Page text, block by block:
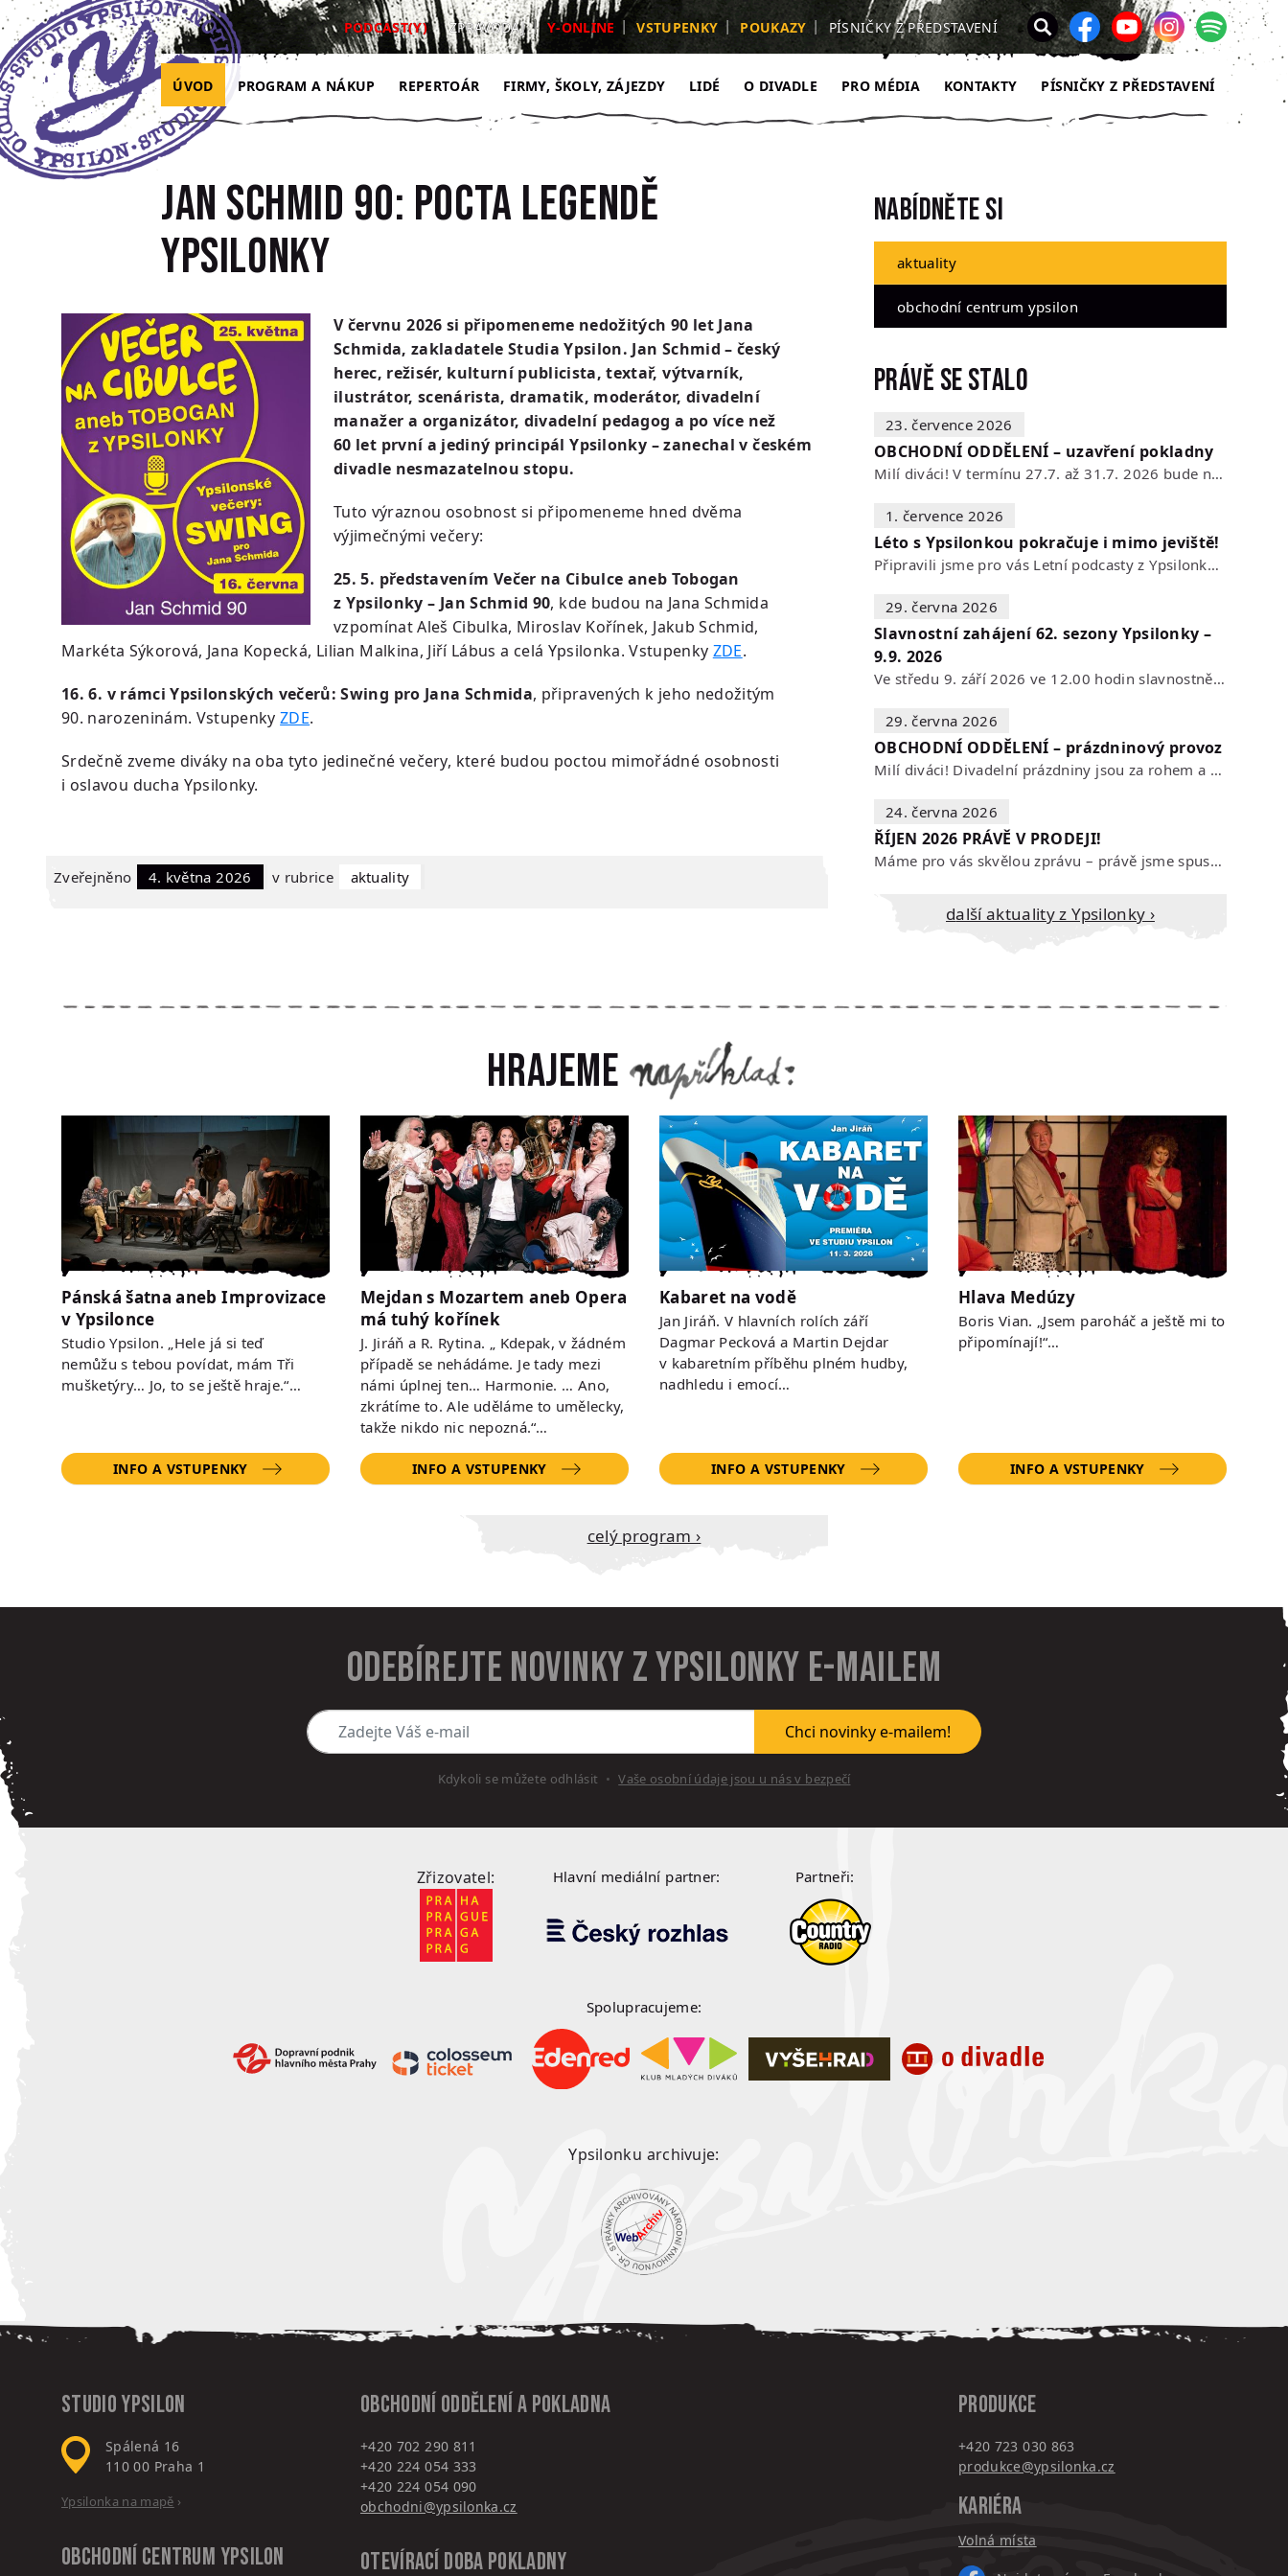
Přejít na hlavní obsah
Přejít na navigaci
Přejít na hledání
ÚVOD PROGRAM A NÁKUP REPERTOÁR FIRMY, ŠKOLY, ZÁJEZDY LIDÉ O DIVADLE PRO MÉDIA KONTAKTY PÍSNIČKY Z PŘEDSTAVENÍ
PODCAST(Y) ZPRAVODAJ Y-ONLINE VSTUPENKY POUKAZY PÍSNIČKY Z PŘEDSTAVENÍ
Jan Schmid 90: Pocta legendě
Ypsilonky
V červnu 2026 si připomeneme nedožitých 90 let Jana
Schmida, zakladatele Studia Ypsilon. Jan Schmid – český
herec, režisér, kulturní publicista, textař, výtvarník,
ilustrátor, scenárista, dramatik, moderátor, divadelní
manažer a organizátor, divadelní pedagog a po více než
60 let první a jediný principál Ypsilonky – zanechal v českém
divadle nesmazatelnou stopu.
Tuto výraznou osobnost si připomeneme hned dvěma
výjimečnými večery:
25. 5. představením Večer na Cibulce aneb Tobogan
z Ypsilonky – Jan Schmid 90, kde budou na Jana Schmida
vzpomínat Aleš Cibulka, Miroslav Kořínek, Jakub Schmid,
Markéta Sýkorová, Jana Kopecká, Lilian Malkina, Jiří Lábus a celá Ypsilonka. Vstupenky ZDE.
16. 6. v rámci Ypsilonských večerů: Swing pro Jana Schmida, připravených k jeho nedožitým
90. narozeninám. VstupenkyZDE.
Srdečně zveme diváky na oba tyto jedinečné večery, které budou poctou mimořádné osobnosti
i oslavou ducha Ypsilonky.
Zveřejněno 4. května 2026 v rubrice Aktuality
Nabídněte si
aktuality
obchodní centrum ypsilon
Právě se stalo
23. července 2026
OBCHODNÍ ODDĚLENÍ – uzavření pokladny
Milí diváci! V termínu 27.7. až 31.7. 2026 bude naše POKLADNA z technických…
1. července 2026
Léto s Ypsilonkou pokračuje i mimo jeviště!
Připravili jsme pro vás Letní podcasty z Ypsilonky – novou sérii rozhovorů s…
29. června 2026
Slavnostní zahájení 62. sezony Ypsilonky –
9.9. 2026
Ve středu 9. září 2026 ve 12.00 hodin slavnostně zahájíme novou divadelní…
29. června 2026
OBCHODNÍ ODDĚLENÍ – prázdninový provoz
Milí diváci! Divadelní prázdniny jsou za rohem a s nimi se mění i otevírací…
24. června 2026
ŘÍJEN 2026 PRÁVĚ V PRODEJI!
Máme pro vás skvělou zprávu – právě jsme spustili prodej vstupenek na říjen…
Další aktuality z Ypsilonky ›
Hrajeme
Pánská šatna aneb Improvizace
v Ypsilonce
Studio Ypsilon. „Hele já si teď
nemůžu s tebou povídat, mám Tři
mušketýry… Jo, to se ještě hraje.“…
INFO A VSTUPENKY
Mejdan s Mozartem aneb Opera
má tuhý kořínek
J. Jiráň a R. Rytina. „ Kdepak, v žádném
případě se nehádáme. Je tady mezi
námi úplnej ten… Harmonie. … Ano,
zkrátíme to. Ale uděláme to umělecky,
takže nikdo nic nepozná.“…
INFO A VSTUPENKY
Kabaret na vodě
Jan Jiráň. V hlavních rolích září
Dagmar Pecková a Martin Dejdar
v kabaretním příběhu plném hudby,
nadhledu i emocí…
INFO A VSTUPENKY
Hlava Medúzy
Boris Vian. „Jsem paroháč a ještě mi to
připomínají!“…
INFO A VSTUPENKY
Celý program ›
Odebírejte novinky z Ypsilonky e-mailem
Zadejte Váš e-mail
Chci novinky e-mailem!
Kdykoli se můžete odhlásit Vaše osobní údaje jsou u nás v bezpečí
Zřizovatel: Hlavní mediální partner: Partneři:
Spolupracujeme:
Ypsilonku archivuje:
Studio Ypsilon
Spálená 16
110 00 Praha 1
Ypsilonka na mapě ›
Obchodní centrum Ypsilon
Obchodní oddělení a pokladna
+420 702 290 811
+420 224 054 333
+420 224 054 090
obchodni@ypsilonka.cz
Otevírací doba pokladny
PRODUKCE
+420 723 030 863
produkce@ypsilonka.cz
KARIÉRA
Volná místa